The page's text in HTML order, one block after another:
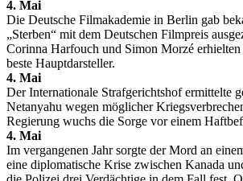
4. Mai
Die Deutsche Filmakademie in Berlin gab
„Sterben“ mit dem Deutschen Filmpreis
Corinna Harfouch und Simon Morzé
beste Hauptdarsteller.
4. Mai
Der Internationale Strafgerichtshof ermittelte
Netanyahu wegen möglicher
Regierung wuchs die Sorge vor einem
4. Mai
Im vergangenen Jahr sorgte der Mord an
eine diplomatische Krise zwischen Kanada